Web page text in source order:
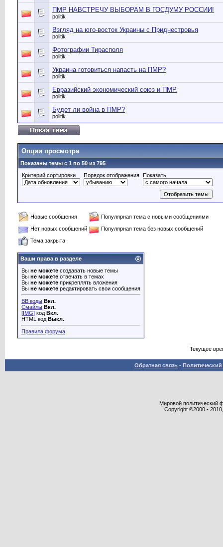
ПМР НАВСТРЕЧУ ВЫБОРАМ В ГОСДУМУ РОССИИ!
politik
Взгляд на юго-восток Украины с Приднестровья
politik
Фотографии Тирасполя
politik
Украина готовиться напасть на ПМР?
politik
Евразийский экономический союз и ПМР.
politik
Будет ли война в ПМР?
politik
Опции просмотра
Показаны темы с 1 по 50 из 795
Критерий сортировки
Порядок отображения Показать
Новые сообщения
Популярная тема с новыми сообщениями
Нет новых сообщений
Популярная тема без новых сообщений
Тема закрыта
Ваши права в разделе
Вы не можете создавать новые темы
Вы не можете отвечать в темах
Вы не можете прикреплять вложения
Вы не можете редактировать свои сообщения
BB коды Вкл.
Смайлы Вкл.
[IMG] код Вкл.
HTML код Выкл.
Правила форума
Текущее
Обратная связь -
Мировой политический
Copyright ©2000 -